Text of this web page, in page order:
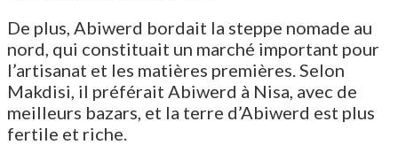
De plus, Abiwerd bordait la steppe nomade au
nord, qui constituait un marché important pour
l’artisanat et les matières premières. Selon
Makdisi, il préférait Abiwerd à Nisa, avec de
meilleurs bazars, et la terre d’Abiwerd est plus
fertile et riche.